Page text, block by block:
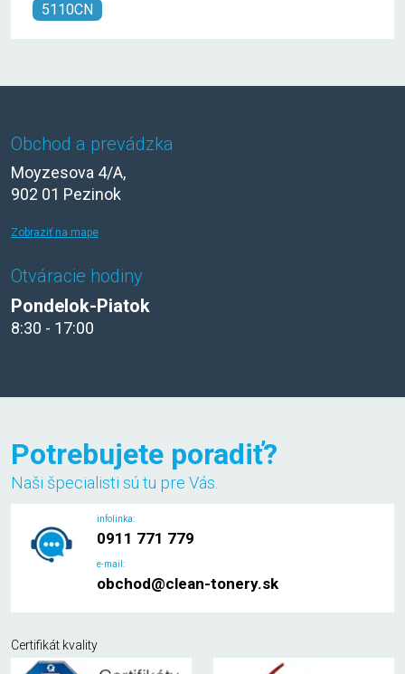
5110CN
Obchod a prevádzka
Moyzesova 4/A,
902 01 Pezinok
Zobraziť na mape
Otváracie hodiny
Pondelok-Piatok
8:30 - 17:00
Potrebujete poradiť?
Naši špecialisti sú tu pre Vás.
infolinka:
0911 771 779
e-mail:
obchod@clean-tonery.sk
Certifikát kvality